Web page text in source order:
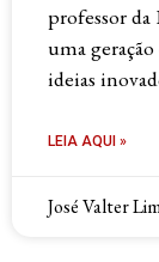
professor da
uma
ideias
LEIA AQUI »
José Valter